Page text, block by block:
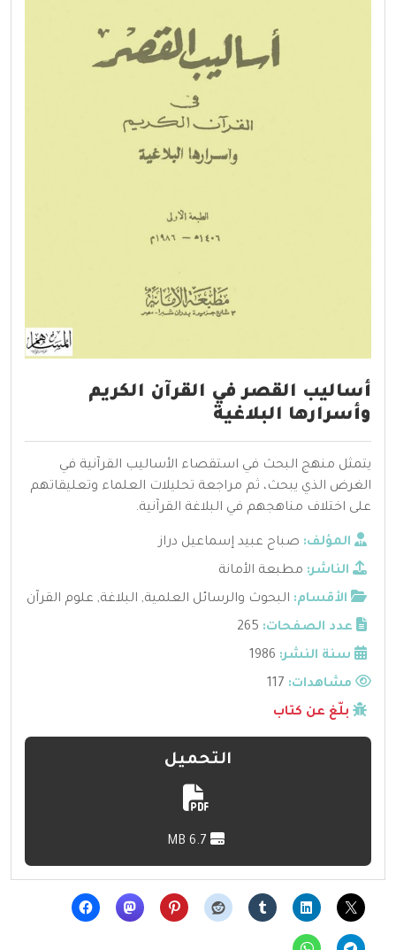
أساليب القصر في القرآن الكريم
وأسرارها البلاغية
يتمثل منهج البحث في استقصاء الأساليب القرآنية في
الغرض الذي يبحث، ثم مراجعة تحليلات العلماء وتعليقاتهم
على اختلاف مناهجهم في البلاغة القرآنية.
المؤلف: صباح عبيد إسماعيل دراز
الناشر: مطبعة الأمانة
الأقسام: البحوث والرسائل العلمية, البلاغة, علوم القرآن
عدد الصفحات: 265
سنة النشر: 1986
مشاهدات:
بلّغ عن كتاب
التحميل